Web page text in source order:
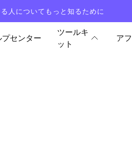
人についてもっと知るために
センター
ツールキ
ット
ア